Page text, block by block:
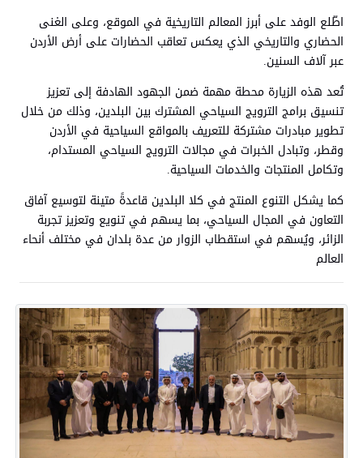
اطّلع الوفد على أبرز المعالم التاريخية في الموقع، وعلى الغنى
الحضاري والتاريخي الذي يعكس تعاقب الحضارات على أرض الأردن
عبر آلاف السنين.
تُعد هذه الزيارة محطة مهمة ضمن الجهود الهادفة إلى تعزيز
تنسيق برامج الترويج السياحي المشترك بين البلدين، وذلك من خلال
تطوير مبادرات مشتركة للتعريف بالمواقع السياحية في الأردن
وقطر، وتبادل الخبرات في مجالات الترويج السياحي المستدام،
وتكامل المنتجات والخدمات السياحية.
كما يشكل التنوع المنتج في كلا البلدين قاعدةً متينة لتوسيع آفاق
التعاون في المجال السياحي، بما يسهم في تنويع وتعزيز تجربة
الزائر، ويُسهم في استقطاب الزوار من عدة بلدان في مختلف أنحاء
العالم